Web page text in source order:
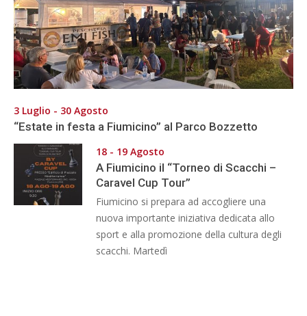
3 Luglio - 30 Agosto
“Estate in festa a Fiumicino” al Parco Bozzetto
18 - 19 Agosto
A Fiumicino il “Torneo di Scacchi –
Caravel Cup Tour”
Fiumicino si prepara ad accogliere una
nuova importante iniziativa dedicata allo
sport e alla promozione della cultura degli
scacchi. Martedì